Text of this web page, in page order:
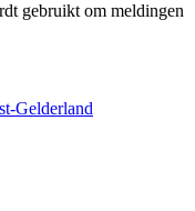
gebruikt om meldingen
Gelderland